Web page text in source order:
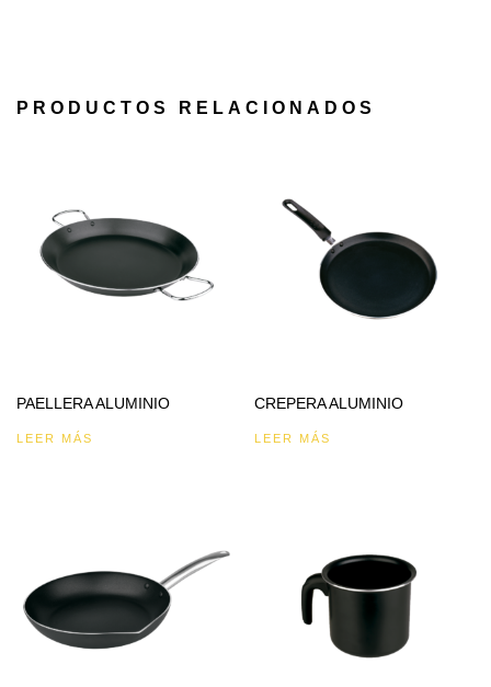
PRODUCTOS RELACIONADOS
PAELLERA ALUMINIO
LEER MÁS
CREPERA ALUMINIO
LEER MÁS